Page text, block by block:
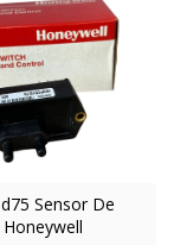
Sensor De